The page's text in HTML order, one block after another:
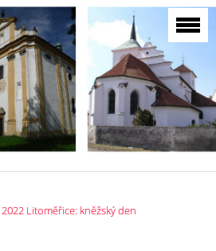
2022 Litoměřice: kněžský den